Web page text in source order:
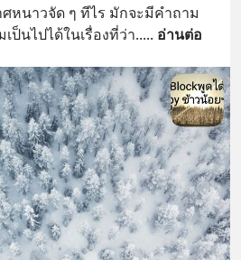
ศหนาวจัด ๆ ทีไร มักจะมีคำถาม
ป็นไปได้ในเรื่องที่ว่า..... อ่านต่อ